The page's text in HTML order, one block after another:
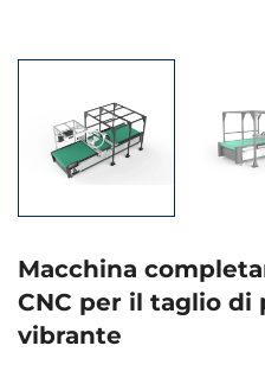
Macchina
CNC per il taglio di
vibrante